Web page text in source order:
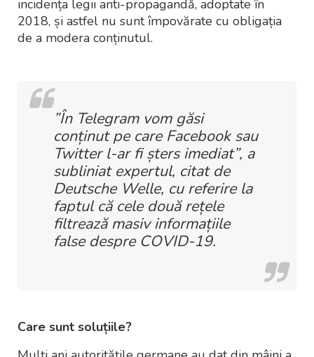
incidența legii anti-propagandă, adoptate în
2018, și astfel nu sunt împovărate cu obligația
de a modera conținutul.
”În Telegram vom găsi
conținut pe care Facebook sau
Twitter l-ar fi șters imediat”, a
subliniat expertul, citat de
Deutsche Welle, cu referire la
faptul că cele două rețele
filtrează masiv informațiile
false despre COVID-19.
Care sunt soluțiile?